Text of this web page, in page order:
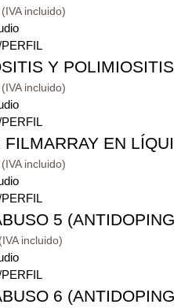
Y POLIMIOSITIS
EN
5
6